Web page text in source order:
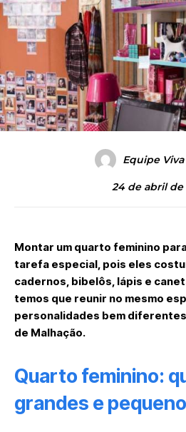
Equipe
24 de abril de
Montar um quarto feminino
tarefa especial, pois eles
cadernos, bibelôs, lápis e
temos que reunir no mesmo
personalidades bem diferentes
de Malhação.
Quarto feminino:
grandes e